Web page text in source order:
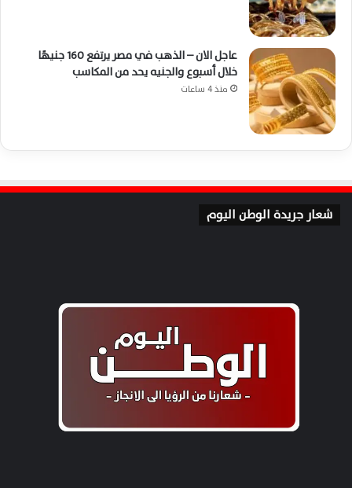
عاجل الان – الذهب في مصر يرتفع 160 جنيهًا
خلال أسبوع والجنيه يحد من المكاسب
منذ 4 ساعات
شعار جريدة الوطن اليوم